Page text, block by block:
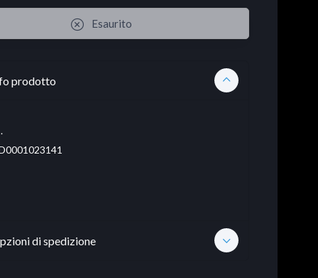
Esaurito
prodotto
di spedizione